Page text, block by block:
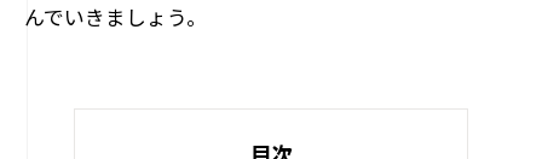
んでいきましょう。